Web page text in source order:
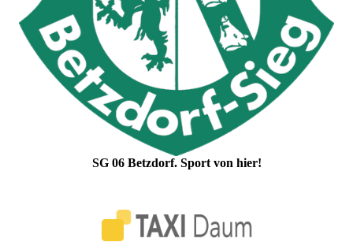
SG 06 Betzdorf. Sport von hier!